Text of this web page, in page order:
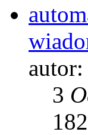
autor:
3